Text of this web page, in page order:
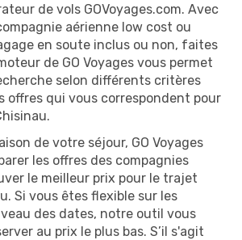
de vols GOVoyages.com. Avec
aérienne low cost ou
en soute inclus ou non, faites
de GO Voyages vous permet
selon différents critères
offres qui vous correspondent pour
de votre séjour, GO Voyages
les offres des compagnies
le meilleur prix pour le trajet
Si vous êtes flexible sur les
des dates, notre outil vous
au prix le plus bas. S’il s'agit